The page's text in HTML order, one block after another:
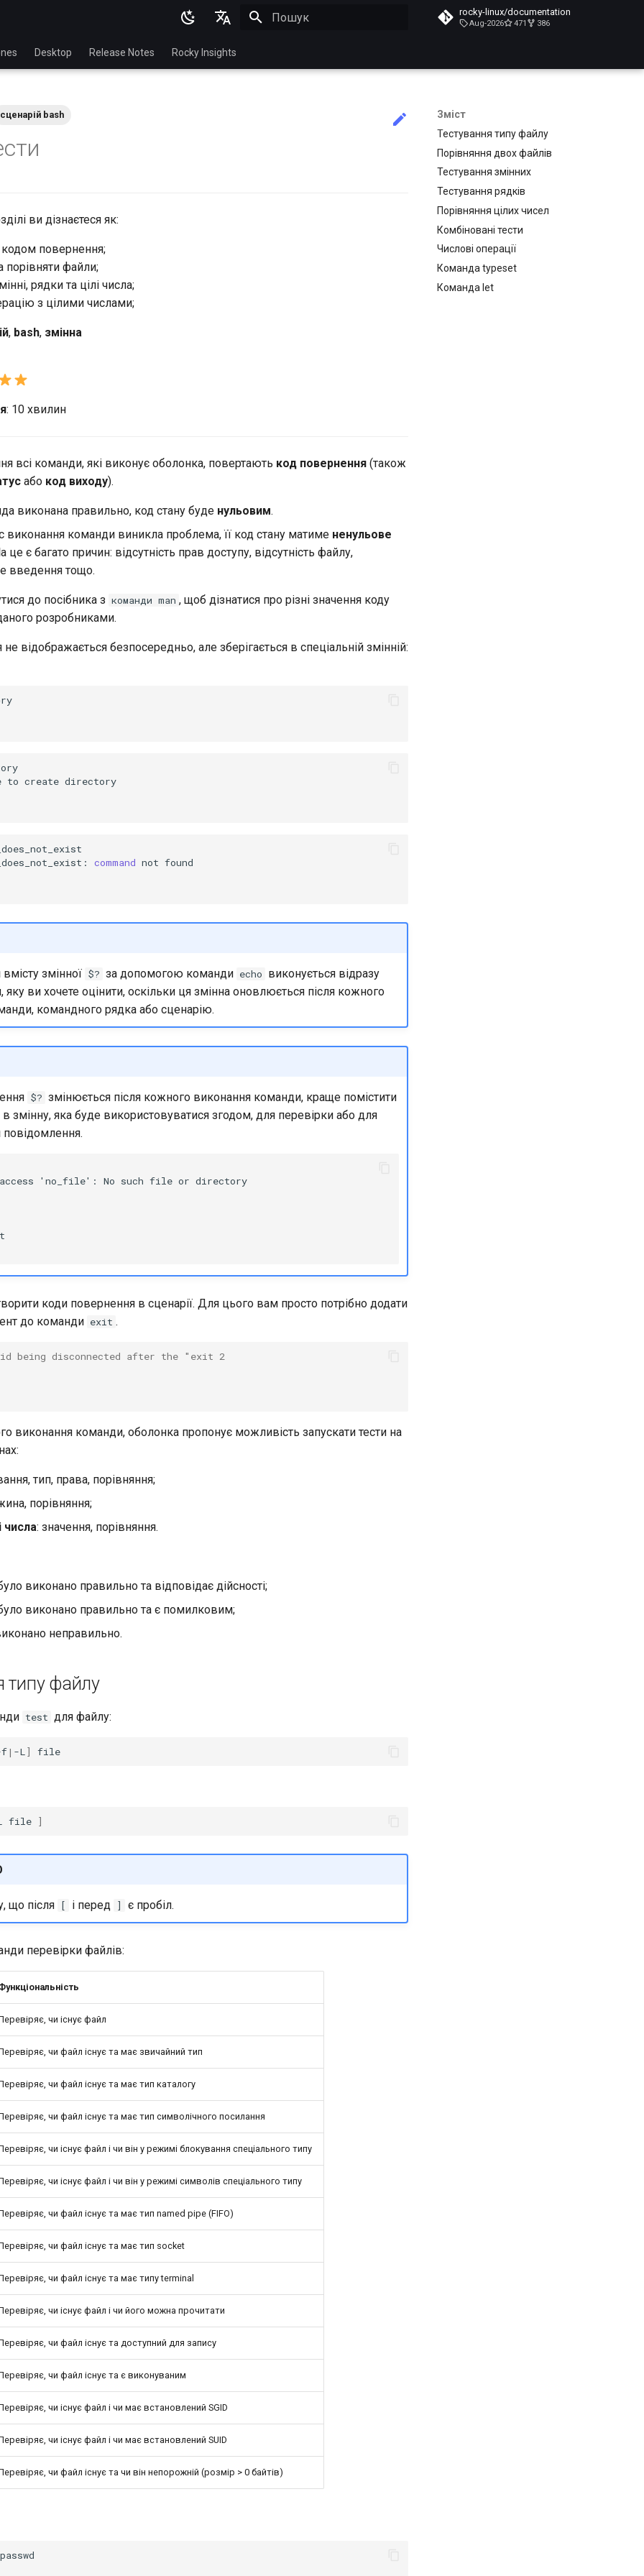
English
rocky-linux/documentation
Aug-2026 471 386
Desktop Release Notes Rocky Insights
Зміст
Тестування типу файлу
Порівняння двох файлів
Тестування змінних
Тестування рядків
Порівняння цілих чисел
Комбіновані тести
Числові операції
Команда typeset
Команда let
сценарій bash
ви дізнаєтеся як:
повернення;
порівняти файли;
рядки та цілі числа;
з цілими числами;
, bash, змінна
: 10 хвилин
всі команди, які виконує оболонка, повертають код повернення (також
або код виходу).
виконана правильно, код стану буде нульовим.
виконання команди виникла проблема, її код стану матиме ненульове
це є багато причин: відсутність прав доступу, відсутність файлу,
введення тощо.
до посібника з команди man , щоб дізнатися про різні значення коду
розробниками.
відображається безпосередньо, але зберігається в спеціальній змінній:
to create
command not
змінної $? за допомогою команди echo виконується відразу
яку ви хочете оцінити, оскільки ця змінна оновлюється після кожного
командного рядка або сценарію.
$? змінюється після кожного виконання команди, краще помістити
в змінну, яка буде використовуватися згодом, для перевірки або для
'no_file': No such file or directory
коди повернення в сценарії. Для цього вам просто потрібно додати
до команди exit .
being disconnected after the "exit 2
виконання команди, оболонка пропонує можливість запускати тести на
тип, права, порівняння;
порівняння;
числа: значення, порівняння.
виконано правильно та відповідає дійсності;
виконано правильно та є помилковим;
неправильно.
типу файлу
test для файлу:
f| -L ]
file ]
що після [ і перед ] є пробіл.
перевірки файлів:
чи існує файл
чи файл існує та має звичайний тип
чи файл існує та має тип каталогу
чи файл існує та має тип символічного посилання
чи існує файл і чи він у режимі блокування спеціального типу
чи існує файл і чи він у режимі символів спеціального типу
чи файл існує та має тип named pipe (FIFO)
чи файл існує та має тип socket
чи файл існує та має типу terminal
чи існує файл і чи його можна прочитати
чи файл існує та доступний для запису
чи файл існує та є виконуваним
чи існує файл і чи має встановлений SGID
чи існує файл і чи має встановлений SUID
чи файл існує та чи він непорожній (розмір > 0 байтів)